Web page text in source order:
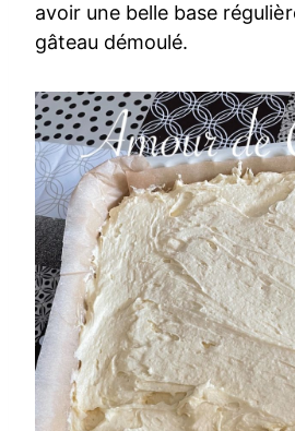
avoir une belle base
gâteau démoulé.